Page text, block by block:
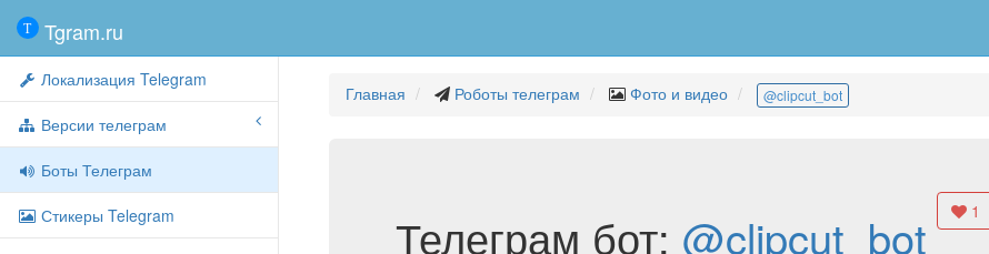
Tgram.ru
Локализация Telegram
Версии телеграм
Боты Телеграм
Стикеры Telegram
Главная Роботы телеграм Фото и видео @clipcut_bot
1
Телеграм бот: @clipcut_bot